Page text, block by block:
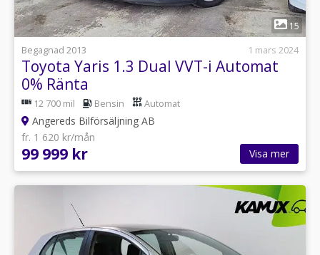
1
15
Begagnad 2013
1 mars 2024
Toyota Yaris 1.3 Dual VVT-i Automat
0% Ränta
12 700 mil Bensin Automat
Angereds Bilförsäljning AB
fr. 1 620 kr/mån
99 999 kr Visa mer